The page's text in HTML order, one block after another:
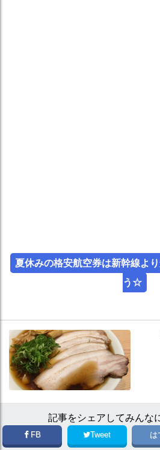
夏休みの格安航空券は新幹線よ
う☆
記事をシェアしてみんな
FB Tweet は